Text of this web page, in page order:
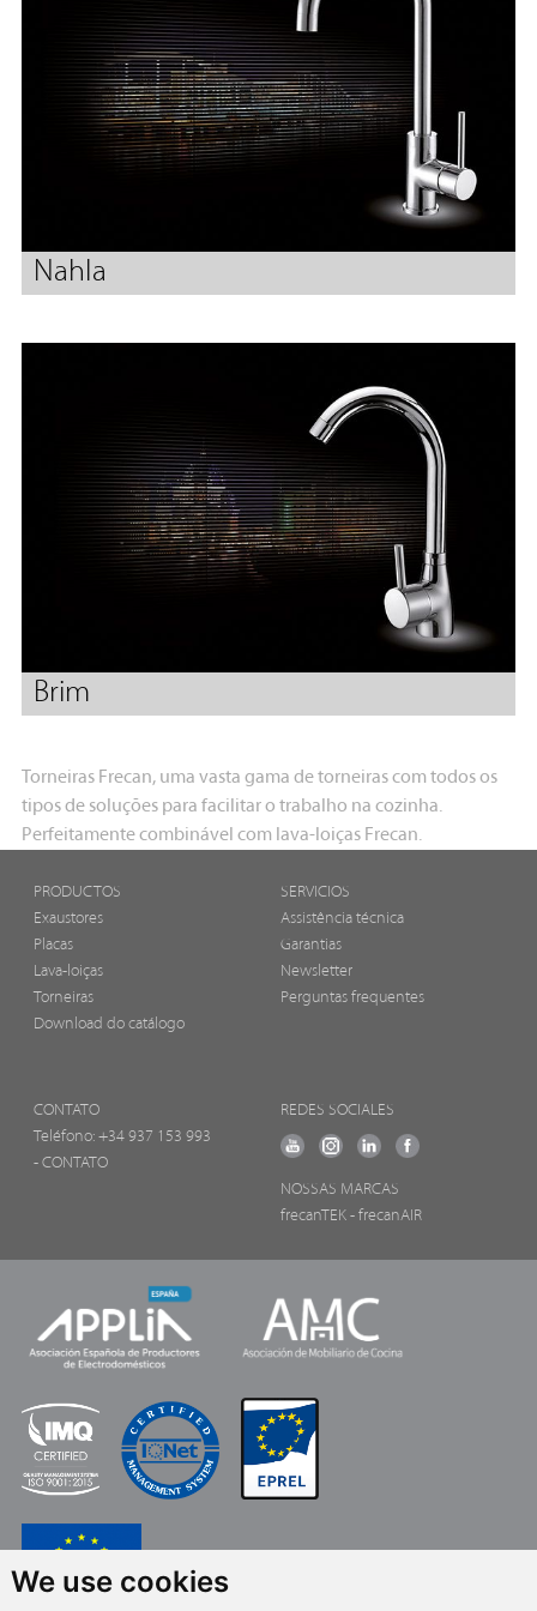
We use cookies
Nahla
Brim
Torneiras Frecan, uma vasta gama de torneiras com todos os
tipos de soluções para facilitar o trabalho na cozinha.
Perfeitamente combinável com lava-loiças Frecan.
PRODUCTOS
Exaustores
Placas
Lava-loiças
Torneiras
Download do catálogo
SERVICIOS
Assistência técnica
Garantias
Newsletter
Perguntas frequentes
CONTATO
Teléfono: +34 937 153 993
- CONTATO
REDES SOCIALES
NOSSAS MARCAS
frecanTEK - frecanAIR